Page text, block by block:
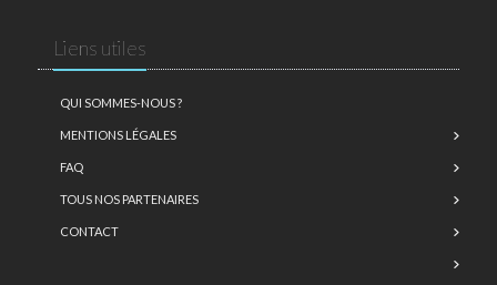
Liens utiles
QUI SOMMES-NOUS ?
MENTIONS LÉGALES
FAQ
TOUS NOS PARTENAIRES
CONTACT